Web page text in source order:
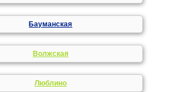
Бауманская
Волжская
Люблино